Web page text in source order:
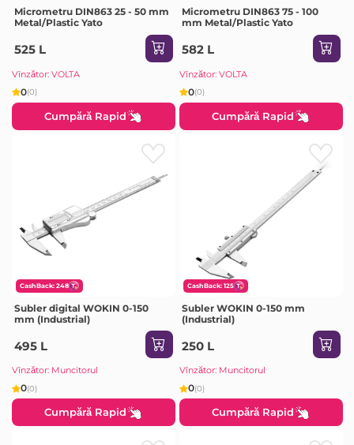
Micrometru DIN863 25 - 50 mm
Metal/Plastic Yato
525 L
Vînzător: VOLTA
0(0)
Cumpără Rapid
Micrometru DIN863 75 - 100
mm Metal/Plastic Yato
582 L
Vînzător: VOLTA
0(0)
Cumpără Rapid
CashBack: 248
Subler digital WOKIN 0-150
mm (Industrial)
495 L
Vînzător: Muncitorul
0(0)
Cumpără Rapid
CashBack: 125
Subler WOKIN 0-150 mm
(Industrial)
250 L
Vînzător: Muncitorul
0(0)
Cumpără Rapid